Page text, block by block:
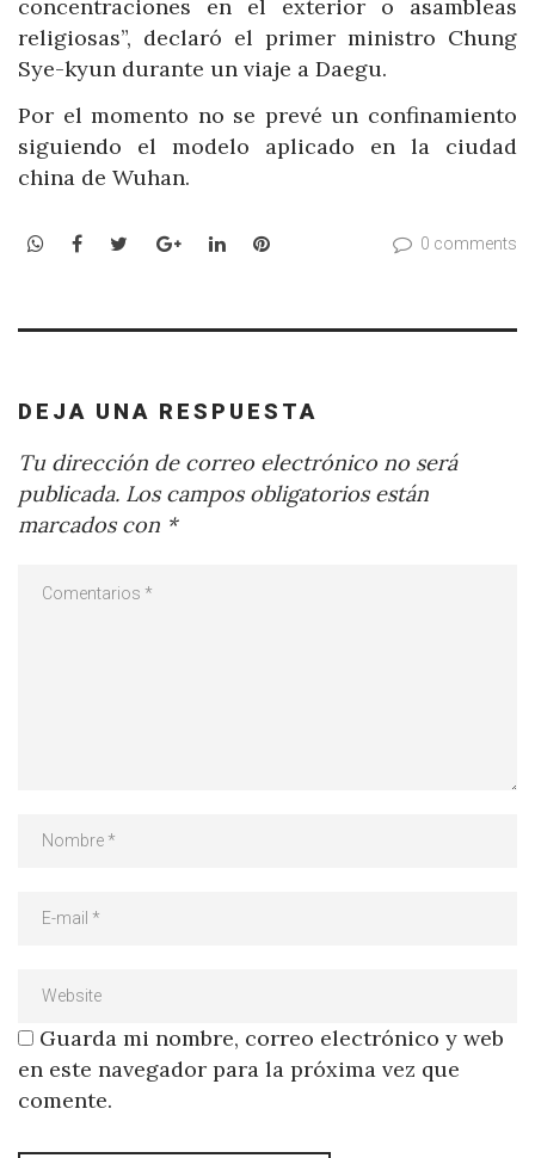
concentraciones en el exterior o asambleas
religiosas”, declaró el primer ministro Chung
Sye-kyun durante un viaje a Daegu.
Por el momento no se prevé un confinamiento
siguiendo el modelo aplicado en la ciudad
china de Wuhan.
WhatsApp
Facebook
TwitterGoogle+LinkedInPinterest 0 comments
DEJA UNA RESPUESTA
Tu dirección de correo electrónico no será
publicada. Los campos obligatorios están
marcados con *
Guarda mi nombre, correo electrónico y web
en este navegador para la próxima vez que
comente.